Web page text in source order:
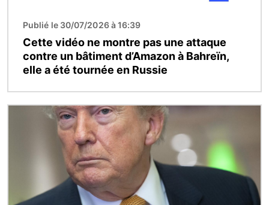
Publié le 30/07/2026 à 16:39
Cette vidéo ne montre pas une attaque
contre un bâtiment d’Amazon à Bahreïn,
elle a été tournée en Russie